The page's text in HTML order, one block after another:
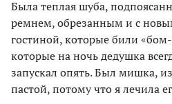
Была теплая шуба,
ремнем, обрезанным и с
гостиной, которые били
которые на ночь дедушка
запускал опять. Был мишка,
пастой, потому что я лечила